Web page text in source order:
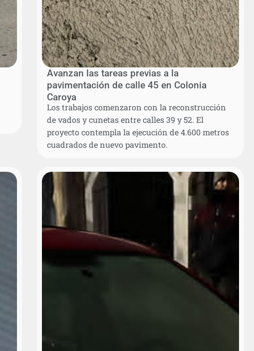
Avanzan las tareas previas a la
pavimentación de calle 45 en Colonia
Caroya
Los trabajos comenzaron con la reconstrucción
de vados y cunetas entre calles 39 y 52. El
proyecto contempla la ejecución de 4.600 metros
cuadrados de nuevo pavimento.